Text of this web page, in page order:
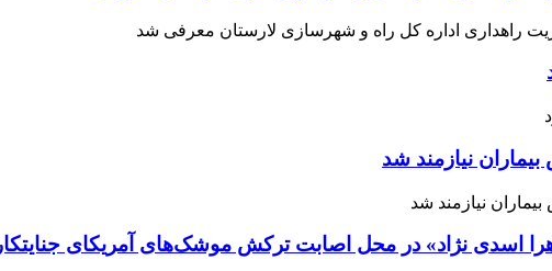
نیازمند شد
اسدی نژاد» در محل اصابت ترکش موشک‌های آمریکای جنایتکار